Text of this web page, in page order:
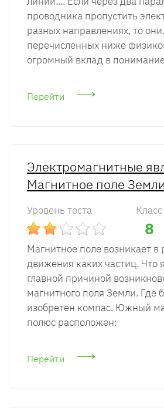
проводника пропустить
разных направлениях, то
перечисленных ниже
огромный вклад в
Перейти
Электромагнитные
Магнитное поле Земли
Уровень теста Класс
8
Магнитное поле возникает в
движения каких частиц. Что
главной причиной
магнитного поля Земли. Где
изобретен компас. Южный
полюс расположен:
Перейти